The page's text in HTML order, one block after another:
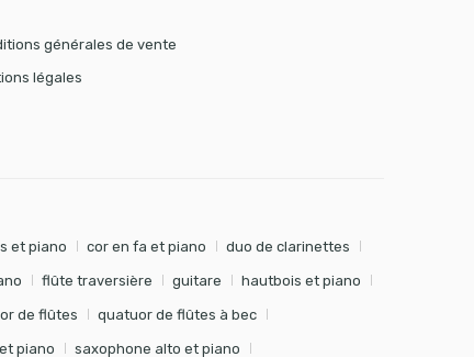
générales de vente
légales
et piano cor en fa et piano duo de clarinettes
flûte traversière guitare hautbois et piano
de flûtes quatuor de flûtes à bec
piano saxophone alto et piano